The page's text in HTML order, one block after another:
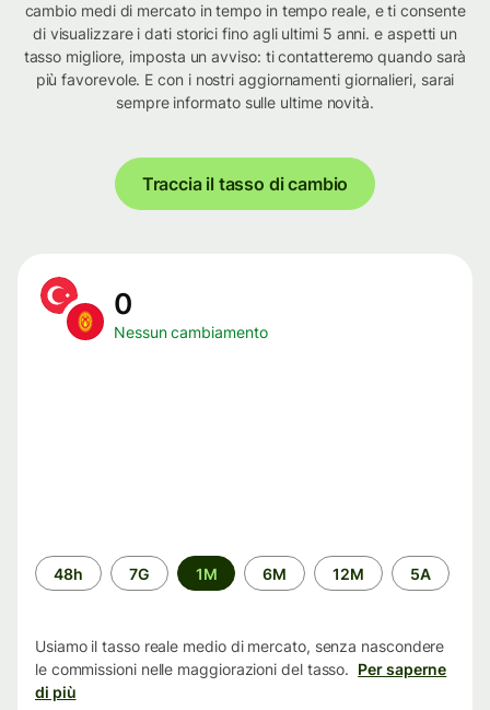
cambio medi di mercato in tempo in tempo reale, e ti consente
di visualizzare i dati storici fino agli ultimi 5 anni. e aspetti un
tasso migliore, imposta un avviso: ti contatteremo quando sarà
più favorevole. E con i nostri aggiornamenti giornalieri, sarai
sempre informato sulle ultime novità.
Traccia il tasso di cambio
0
Nessun cambiamento
Periodo
di
48h 7G 1M 6M 12M 5A
Usiamo il tasso reale medio di mercato, senza nascondere
le commissioni nelle maggiorazioni del tasso. Per saperne
di più